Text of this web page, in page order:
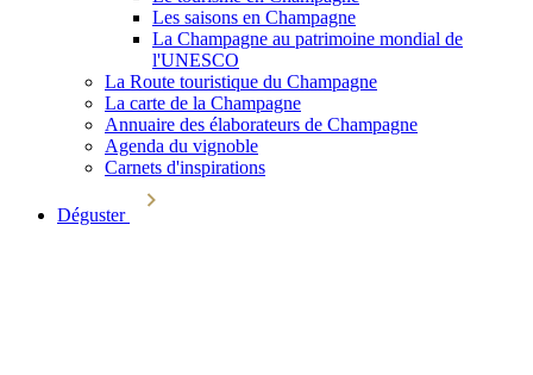
Les saisons en Champagne
La Champagne au patrimoine mondial de
l'UNESCO
La Route touristique du Champagne
La carte de la Champagne
Annuaire des élaborateurs de Champagne
Agenda du vignoble
Carnets d'inspirations
Déguster